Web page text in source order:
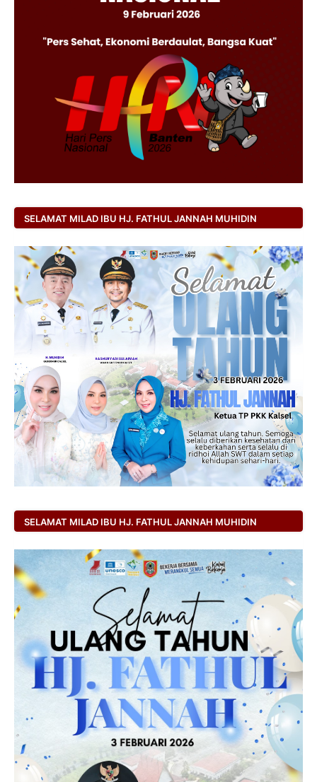
SELAMAT MILAD IBU HJ. FATHUL JANNAH MUHIDIN
SELAMAT MILAD IBU HJ. FATHUL JANNAH MUHIDIN